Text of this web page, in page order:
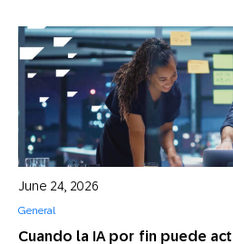
Cuando la IA por fin puede
June 24, 2026
General